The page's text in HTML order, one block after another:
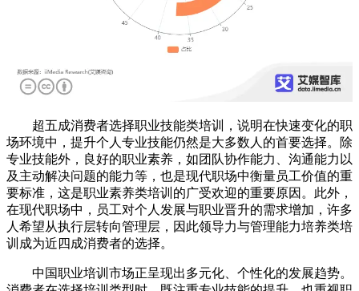
超五成消费者选择职业技能类培训，说明在快速变化的职
场环境中，提升个人专业技能仍然是大多数人的首要选择。除
专业技能外，良好的职业素养，如团队协作能力、沟通能力以
及主动解决问题的能力等，也是现代职场中衡量员工价值的重
要标准，这是职业素养类培训的广受欢迎的重要原因。此外，
在现代职场中，员工对个人发展与职业晋升的需求增加，许多
人希望从执行层转向管理层，因此领导力与管理能力培养类培
训成为近四成消费者的选择。
中国职业培训市场正呈现出多元化、个性化的发展趋势。